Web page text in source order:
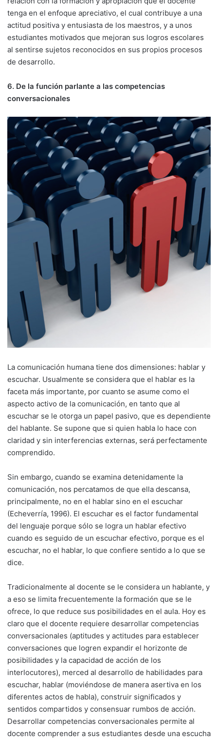
tenga en el enfoque apreciativo, el cual contribuye a una
actitud positiva y entusiasta de los maestros, y a unos
estudiantes motivados que mejoran sus logros escolares
al sentirse sujetos reconocidos en sus propios procesos
de desarrollo.
6. De la función parlante a las competencias
conversacionales
La comunicación humana tiene dos dimensiones: hablar y
escuchar. Usualmente se considera que el hablar es la
faceta más importante, por cuanto se asume como el
aspecto activo de la comunicación, en tanto que al
escuchar se le otorga un papel pasivo, que es dependiente
del hablante. Se supone que si quien habla lo hace con
claridad y sin interferencias externas, será perfectamente
comprendido.
Sin embargo, cuando se examina detenidamente la
comunicación, nos percatamos de que ella descansa,
principalmente, no en el hablar sino en el escuchar
(Echeverría, 1996). El escuchar es el factor fundamental
del lenguaje porque sólo se logra un hablar efectivo
cuando es seguido de un escuchar efectivo, porque es el
escuchar, no el hablar, lo que confiere sentido a lo que se
dice.
Tradicionalmente al docente se le considera un hablante, y
a eso se limita frecuentemente la formación que se le
ofrece, lo que reduce sus posibilidades en el aula. Hoy es
claro que el docente requiere desarrollar competencias
conversacionales (aptitudes y actitudes para establecer
conversaciones que logren expandir el horizonte de
posibilidades y la capacidad de acción de los
interlocutores), merced al desarrollo de habilidades para
escuchar, hablar (moviéndose de manera asertiva en los
diferentes actos de habla), construir significados y
sentidos compartidos y consensuar rumbos de acción.
Desarrollar competencias conversacionales permite al
docente comprender a sus estudiantes desde una escucha